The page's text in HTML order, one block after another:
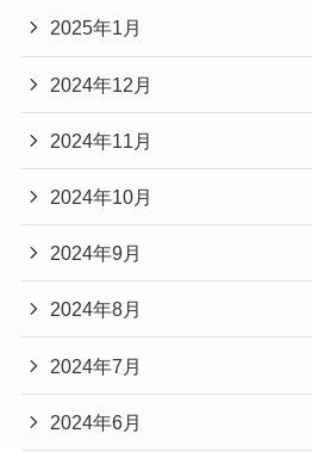
2025年1月
2024年12月
2024年11月
2024年10月
2024年9月
2024年8月
2024年7月
2024年6月